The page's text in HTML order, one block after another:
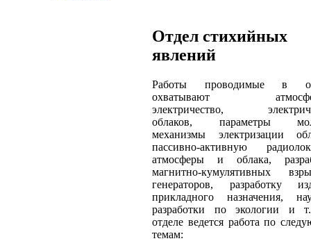
Отдел стихийных
явлений
Работы проводимые в
охватывают
электричество,
облаков, параметры
механизмы электризации
пассивно-активную
атмосферы и облака,
магнитно-кумулятивных
генераторов, разработку
прикладного назначения,
разработки по экологии и
отделе ведется работа по
темам: